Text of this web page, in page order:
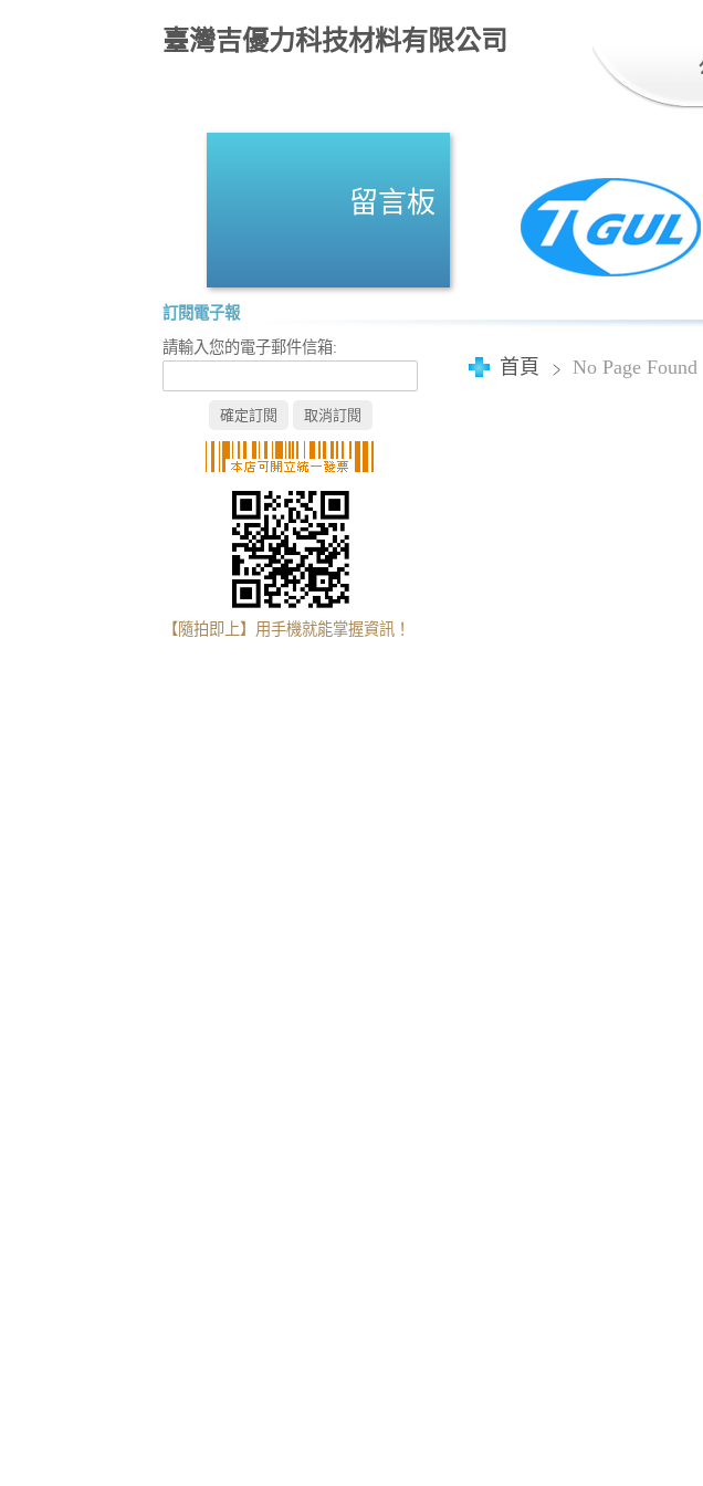
臺灣吉優力科技材料有限公司
留言板
訂閱電子報
請輸入您的電子郵件信箱:
【隨拍即上】用手機就能掌握資訊！
首頁 No Page Found